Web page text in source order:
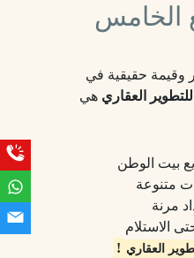
الخامس
حقيقية في
العقاري هي
بيت الوطن
متنوعة
مرنة
الاستلام
العقاري !